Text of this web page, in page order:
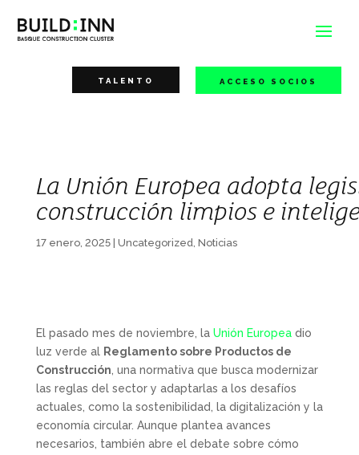
TALENTO ACCESO SOCIOS
La Unión Europea adopta
construcción limpios e
17 enero, 2025| Uncategorized, Noticias
El pasado mes de noviembre, la Unión Europeadio
luz verde al Reglamento sobre Productos de
Construcción , una normativa que busca modernizar
las reglas del sector y adaptarlas a los desafíos
actuales, como la sostenibilidad, la digitalización y la
economía circular. Aunque plantea avances
necesarios, también abre el debate sobre cómo